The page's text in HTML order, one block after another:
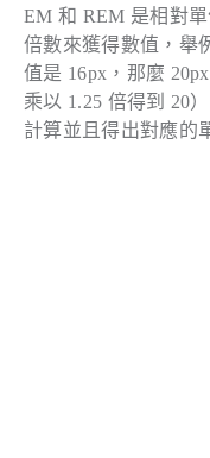
EM 和 REM 是相對
倍數來獲得數值，舉
值是 16px，那麼
乘以 1.25 倍得到 20
計算並且得出對應的